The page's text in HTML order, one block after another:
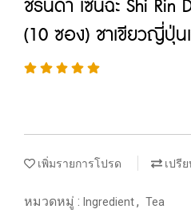
ชิรินดา เซ็นฉะ Shi Rin
(10 ซอง) ชาเขียวญี่ปุ่น
เพิ่มรายการโปรด เปรี
หมวดหมู่ : Ingredient, Tea